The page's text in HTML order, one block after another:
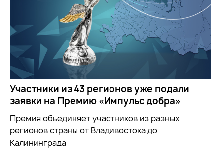
Участники из 43 регионов уже подали
заявки на Премию «Импульс добра»
Премия объединяет участников из разных
регионов страны от Владивостока до
Калининграда